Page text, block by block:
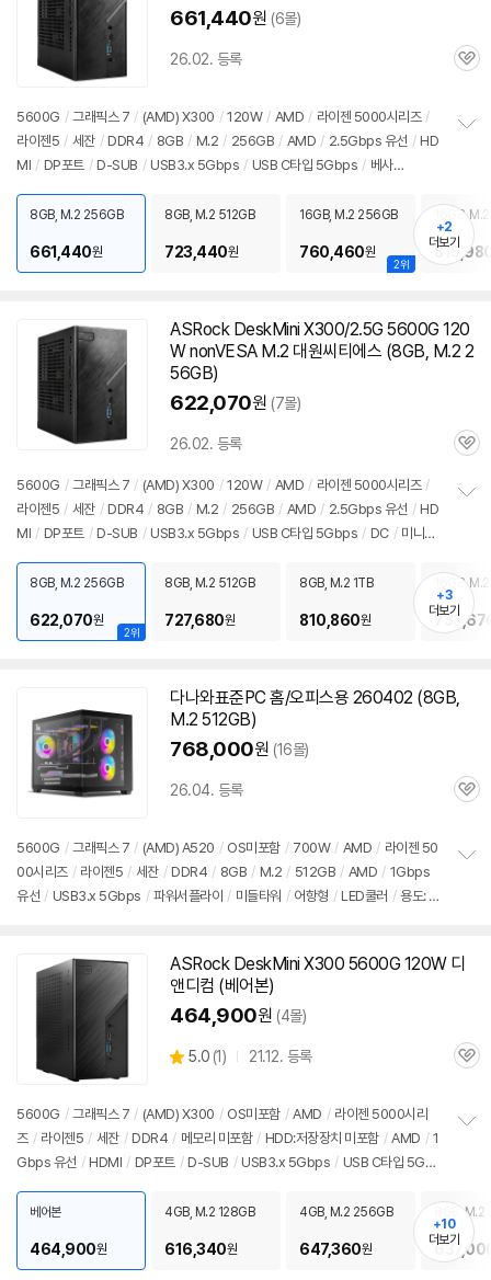
661,440원 (6몰)
26.02. 등록
관
5600G / 그래픽스 7 / (AMD) X300 / 120W / AMD / 라이젠 5000시리즈 /
라이젠5 / 세잔 / DDR4 / 8GB / M.2 / 256GB / AMD / 2.5Gbps 유선 / HD
MI / DP포트 / D-SUB / USB3.x 5Gbps / USB C타입 5Gbps / 베사
치
기
8GB, M.2 256GB
661,440원
8GB, M.2 512GB
723,440원
2위
16GB, M.2 256GB
760,460원
16GB,
+2
더보기
ASRock DeskMini X300/2.5G 5600G 120
W nonVESA M.2 대원씨티에스 (8GB, M.2 2
56GB)
622,070원 (7몰)
26.02. 등록
관
5600G / 그래픽스 7 / (AMD) X300 / 120W / AMD / 라이젠 5000시리즈 /
라이젠5 / 세잔 / DDR4 / 8GB / M.2 / 256GB / AMD / 2.5Gbps 유선 / HD
MI / DP포트 / D-SUB / USB3.x 5Gbps / USB C타입 5Gbps / DC / 미니
치
기
2위
8GB, M.2 256GB
622,070원
8GB, M.2 512GB
727,680원
8GB, M.2 1TB
810,860원
16GB,
+3
더보기
다나와표준PC 홈/오피스용 260402 (8GB,
M.2 512GB)
768,000원 (16몰)
26.04. 등록
관
5600G / 그래픽스 7 / (AMD) A520 / OS미포함 / 700W / AMD / 라이젠 50
00시리즈 / 라이젠5 / 세잔 / DDR4 / 8GB / M.2 / 512GB / AMD / 1Gbps
유선 / USB3.x 5Gbps / 파워서플라이 / 미들타워 / 어항형 / LED쿨러 / 용도: 사
ASRock DeskMini X300 5600G 120W 디
앤디컴 (베어본)
464,900원 (4몰)
별
5.0 (상
1) 21.12. 등록
관
5600G / 그래픽스 7 / (AMD) X300 / OS미포함 / AMD / 라이젠 5000시리
즈 / 라이젠5 / 세잔 / DDR4 / 메모리 미포함 / HDD:저장장치 미포함 / AMD / 1
Gbps 유선 / HDMI / DP포트 / D-SUB / USB3.x 5Gbps / USB C타입 5Gbp
치
기
베어본
464,900원
4GB, M.2 128GB
616,340원
4GB, M.2 256GB
647,360원
8GB, M.2
+10
더보기